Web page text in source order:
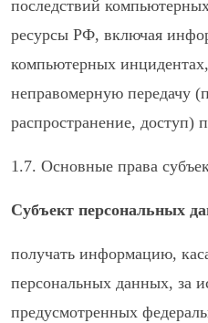
последствий
ресурсы РФ, включая
компьютерных
неправомерную передачу
распространение, доступ)
1.7. Основные права
Субъект персональных
получать информацию,
персональных данных, за
предусмотренных